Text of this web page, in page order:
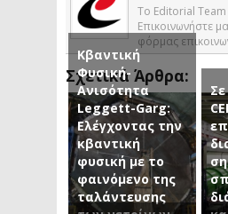
Το Editorial
Επικοινωνήστε
φόρμας
Σχετικά Άρθρα:
Κβαντική
Φυσική-
Ανισότητα
Leggett-Garg:
Ελέγχοντας την
κβαντική
φυσική με το
φαινόμενο της
ταλάντευσης